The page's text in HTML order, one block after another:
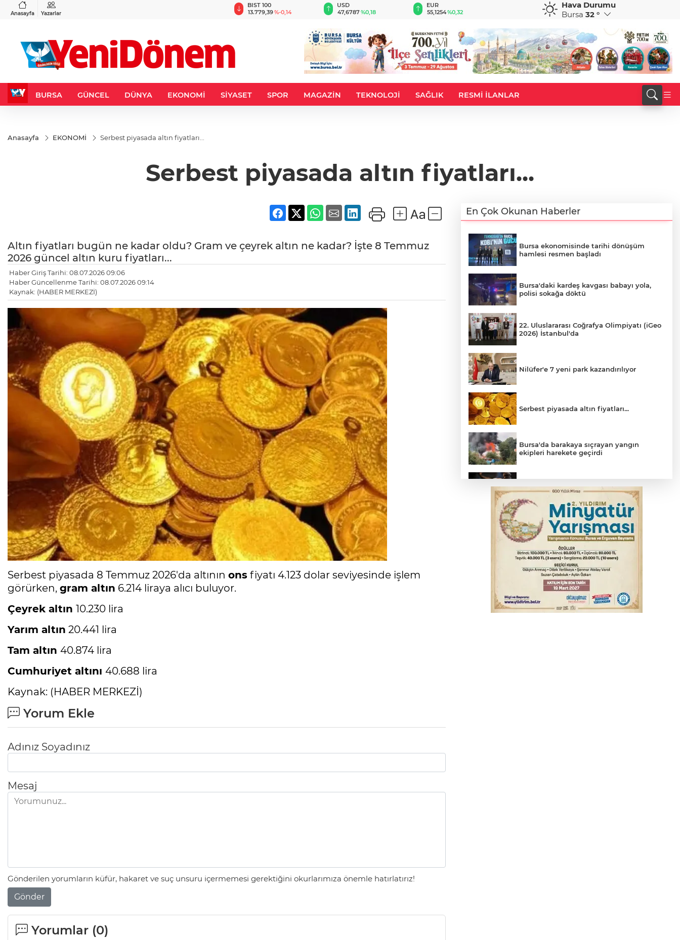
Anasayfa Yazarlar
%-0,22
BIST 100
13.779,39%-0,14
USD
47,6787%0,18
EUR
55,1254%0,32 %0,38
CHF
59,0083
Hava Durumu
Bursa 32 °
BURSA GÜNCEL DÜNYA EKONOMİ SİYASET SPOR MAGAZİN TEKNOLOJİ SAĞLIK RESMİ İLANLAR
Anasayfa EKONOMİ Serbest piyasada altın fiyatları...
Serbest piyasada altın fiyatları...
Altın fiyatları bugün ne kadar oldu? Gram ve çeyrek altın ne kadar? İşte 8 Temmuz
2026 güncel altın kuru fiyatları...
Haber Giriş Tarihi: 08.07.2026 09:06
Haber Güncellenme Tarihi: 08.07.2026 09:14
Kaynak: (HABER MERKEZİ)
Serbest piyasada 8 Temmuz 2026'da altının ons fiyatı 4.123 dolar seviyesinde işlem
görürken, gram altın 6.214 liraya alıcı buluyor.
Çeyrek altın 10.230 lira
Yarım altın 20.441 lira
Tam altın 40.874 lira
Cumhuriyet altını 40.688 lira
Kaynak: (HABER MERKEZİ)
Yorum Ekle
Adınız Soyadınız
Mesaj
Gönderilen yorumların küfür, hakaret ve suç unsuru içermemesi gerektiğini okurlarımıza önemle hatırlatırız!
Gönder
Yorumlar (0)
En Çok Okunan Haberler
Bursa ekonomisinde tarihi dönüşüm
hamlesi resmen başladı
Bursa'daki kardeş kavgası babayı yola,
polisi sokağa döktü
22. Uluslararası Coğrafya Olimpiyatı (iGeo
2026) İstanbul'da
Nilüfer'e 7 yeni park kazandırılıyor
Serbest piyasada altın fiyatları...
Bursa'da barakaya sıçrayan yangın
ekipleri harekete geçirdi
Yargıtay’dan primle çalışanlara müjde
TOFAŞ Basketbol'da sağlık kontrolleri
başladı
Bursa’da bugün hava nasıl olacak?
Osmangazi’de iş arayanlara destek